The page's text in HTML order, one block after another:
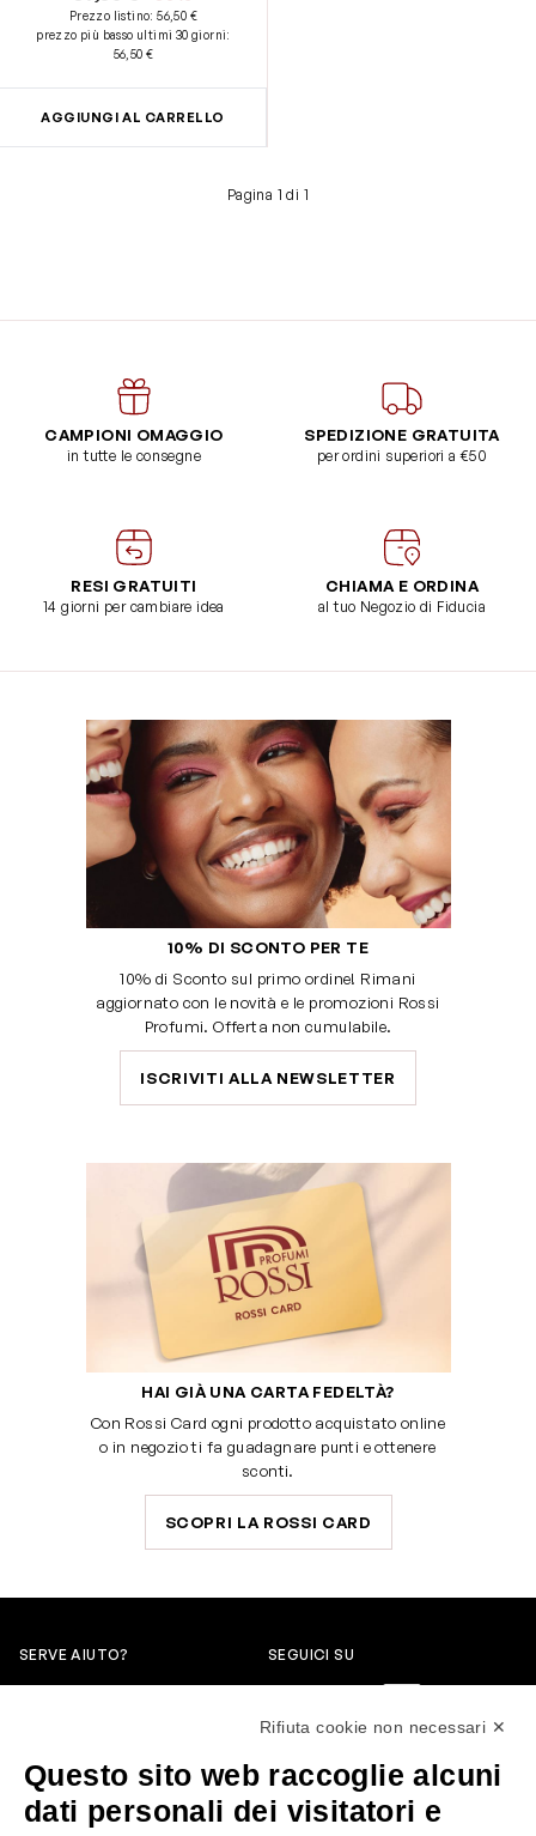
contiene: - Sun Beauty Body Milk
SPF30, 175ml - Golden Tan
Maximizer After Sun Lotion,
Prezzo listino:56,50 €
prezzo più basso ultimi 30 giorni:
56,50 €
AGGIUNGI AL CARRELLO
Pagina 1 di 1
CAMPIONI OMAGGIO
in tutte le consegne
SPEDIZIONE GRATUITA
per ordini superiori a €50
RESI GRATUITI
14 giorni per cambiare idea
CHIAMA E ORDINA
al tuo Negozio di Fiducia
10% DI SCONTO PER TE
10% di Sconto sul primo ordine! Rimani
aggiornato con le novità e le promozioni Rossi
Profumi. Offerta non cumulabile.
ISCRIVITI ALLA NEWSLETTER
HAI GIÀ UNA CARTA FEDELTÀ?
Con Rossi Card ogni prodotto acquistato online
o in negozio ti fa guadagnare punti e ottenere
sconti.
SCOPRI LA ROSSI CARD
SERVE AIUTO?
servizioclienti@rossiprofumi.it
SEGUICI SU
Rifiuta cookie non necessari ✕
Questo sito web raccoglie alcuni
dati personali dei visitatori e